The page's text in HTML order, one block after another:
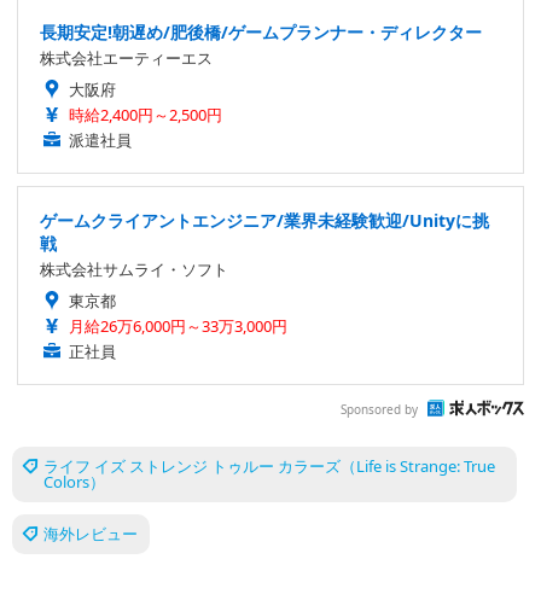
長期安定!朝遅め/肥後橋/ゲームプランナー・ディレクター
株式会社エーティーエス
大阪府
時給2,400円～2,500円
派遣社員
ゲームクライアントエンジニア/業界未経験歓迎/Unityに挑
戦
株式会社サムライ・ソフト
東京都
月給26万6,000円～33万3,000円
正社員
Sponsored by
ライフ イズ ストレンジ トゥルー カラーズ（Life is Strange: True
Colors）
海外レビュー